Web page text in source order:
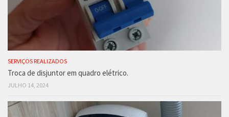
SERVIÇOS REALIZADOS
Troca de disjuntor em quadro elétrico.
JULHO 14, 2024